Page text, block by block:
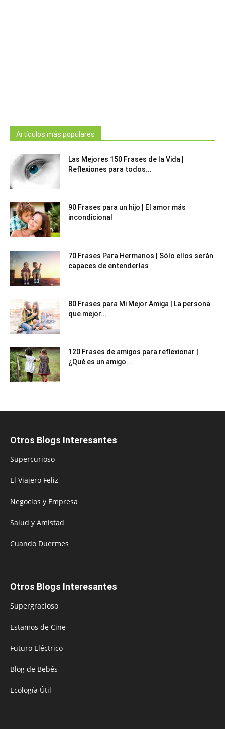
Artículos más populares
Las Mejores 150 Frases de la Vida |
Reflexiones para todos...
90 Frases para un hijo | El amor más
incondicional
70 Frases Para Hermanos | Sólo ellos serán
capaces de entenderlas
80 Frases para Mi Mejor Amiga | La persona
que mejor...
120 Frases de amigos para reflexionar |
¿Qué es un amigo...
Otros Blogs Interesantes
Supercurioso
El Viajero Feliz
Negocios y Empresa
Salud y Amistad
Cuando Duermes
Otros Blogs Interesantes
Supergracioso
Estamos de Cine
Futuro Eléctrico
Blog de Bebés
Ecología Útil